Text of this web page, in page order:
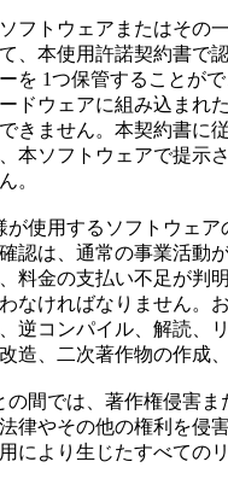
フトウェアまたはその
、本使用許諾契約書で
を 1つ保管することが
ドウェアに組み込まれ
きません。本契約書に
本ソフトウェアで提示
。
が使用するソフトウェ
認は、通常の事業活動
料金の支払い不足が判
なければなりません。
逆コンパイル、解読、
造、二次著作物の作成
の間では、著作権侵害
律やその他の権利を侵
により生じたすべての